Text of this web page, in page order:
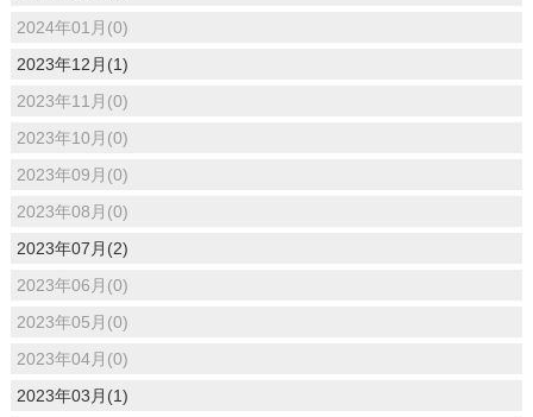
2024年01月(0)
2023年12月(1)
2023年11月(0)
2023年10月(0)
2023年09月(0)
2023年08月(0)
2023年07月(2)
2023年06月(0)
2023年05月(0)
2023年04月(0)
2023年03月(1)